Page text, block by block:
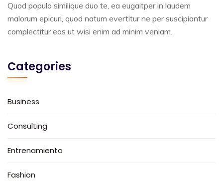
Quod populo similique duo te, ea eugaitper in laudem
malorum epicuri, quod natum evertitur ne per suscipiantur
complectitur eos ut wisi enim ad minim veniam.
Categories
Business
Consulting
Entrenamiento
Fashion